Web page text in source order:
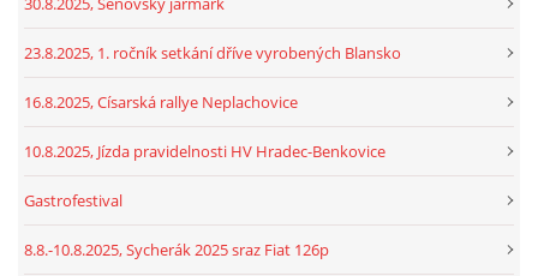
23.8.2025, 1. ročník setkání dříve vyrobených Blansko
16.8.2025, Císarská rallye Neplachovice
10.8.2025, Jízda pravidelnosti HV Hradec-Benkovice
Gastrofestival
8.8.-10.8.2025, Sycherák 2025 sraz Fiat 126p